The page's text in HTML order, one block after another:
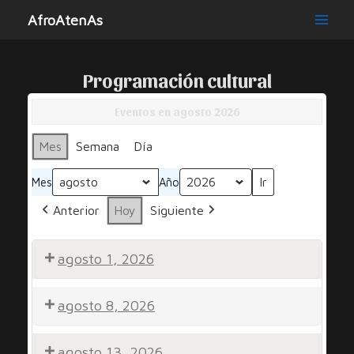
AfroAtenAs
Programación cultural
Mes Semana Día
Mes Año
Anterior Hoy Siguiente
agosto 1, 2026
por
Diversidad
agosto 8, 2026